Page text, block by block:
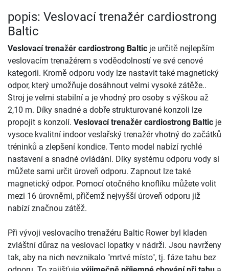
popis: Veslovací trenažér cardiostrong
Baltic
Veslovací trenažér cardiostrong Baltic je určitě nejlepším
veslovacím trenažérem s voděodolností ve své cenové
kategorii. Kromě odporu vody lze nastavit také magnetický
odpor, který umožňuje dosáhnout velmi vysoké zátěže..
Stroj je velmi stabilní a je vhodný pro osoby s výškou až
2,10 m. Díky snadné a dobře strukturované konzoli lze
propojit s konzolí. Veslovací trenažér cardiostrong Baltic je
vysoce kvalitní indoor veslařský trenažér vhotný do začátků
tréninků a zlepšení kondice. Tento model nabízí rychlé
nastavení a snadné ovládání. Díky systému odporu vody si
můžete sami určit úroveň odporu. Zapnout lze také
magnetický odpor. Pomocí otočného knoflíku můžete volit
mezi 16 úrovněmi, přičemž nejvyšší úroveň odporu již
nabízí značnou zátěž.
Při vývoji veslovacího trenažéru Baltic Rower byl kladen
zvláštní důraz na veslovací lopatky v nádrži. Jsou navrženy
tak, aby na nich nevznikalo "mrtvé místo", tj. fáze tahu bez